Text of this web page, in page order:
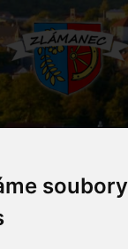
soubory
centrum